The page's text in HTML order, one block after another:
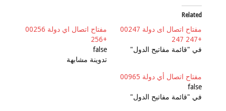
Related
مفتاح اتصال اى دولة 00247
+247 247
في "قائمة مفاتيح الدول"
مفتاح اتصال اي دولة 00256
+256
false
تدوينة مشابهة
مفتاح اتصال أي دولة 00965
false
في "قائمة مفاتيح الدول"